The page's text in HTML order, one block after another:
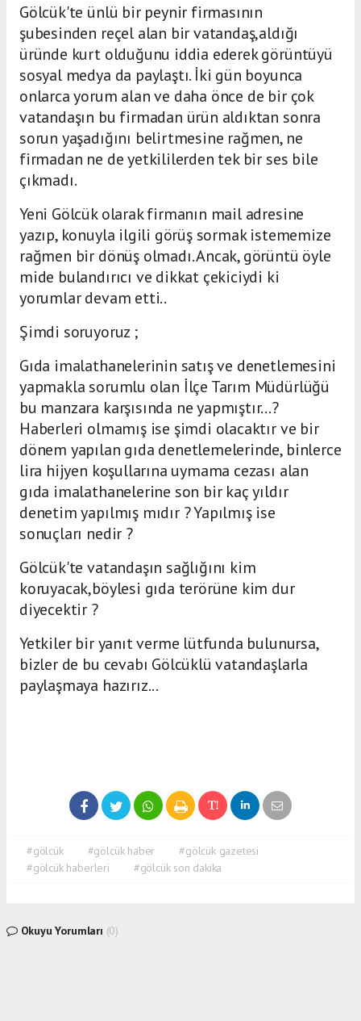
Gölcük'te ünlü bir peynir firmasının
şubesinden reçel alan bir vatandaş,aldığı
üründe kurt olduğunu iddia ederek görüntüyü
sosyal medya da paylaştı. İki gün boyunca
onlarca yorum alan ve daha önce de bir çok
vatandaşın bu firmadan ürün aldıktan sonra
sorun yaşadığını belirtmesine rağmen, ne
firmadan ne de yetkililerden tek bir ses bile
çıkmadı.
Yeni Gölcük olarak firmanın mail adresine
yazıp, konuyla ilgili görüş sormak istememize
rağmen bir dönüş olmadı. Ancak, görüntü öyle
mide bulandırıcı ve dikkat çekiciydi ki
yorumlar devam etti..
Şimdi soruyoruz ;
Gıda imalathanelerinin satış ve denetlemesini
yapmakla sorumlu olan İlçe Tarım Müdürlüğü
bu manzara karşısında ne yapmıştır...?
Haberleri olmamış ise şimdi olacaktır ve bir
dönem yapılan gıda denetlemelerinde, binlerce
lira hijyen koşullarına uymama cezası alan
gıda imalathanelerine son bir kaç yıldır
denetim yapılmış mıdır ? Yapılmış ise
sonuçları nedir ?
Gölcük'te vatandaşın sağlığını kim
koruyacak,böylesi gıda terörüne kim dur
diyecektir ?
Yetkiler bir yanıt verme lütfunda bulunursa,
bizler de bu cevabı Gölcüklü vatandaşlarla
paylaşmaya hazırız...
#gölcük #gölcük haber
#gölcük gazetesi
#gölcük haberleri
#gölcük son dakika
Okuyu Yorumları (0)